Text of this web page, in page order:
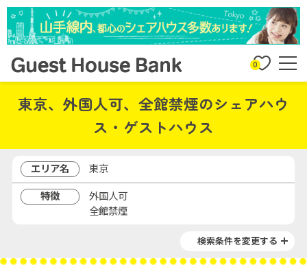
0
東京、外国人可、全館禁煙のシェアハウ
ス・ゲストハウス
エリア名
東京
特徴
外国人可
全館禁煙
検索条件を変更する